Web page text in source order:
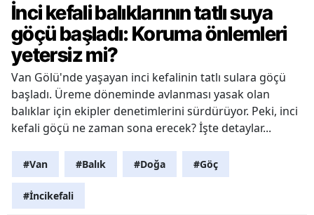
İnci kefali balıklarının tatlı suya
göçü başladı: Koruma önlemleri
yetersiz mi?
Van Gölü'nde yaşayan inci kefalinin tatlı sulara göçü
başladı. Üreme döneminde avlanması yasak olan
balıklar için ekipler denetimlerini sürdürüyor. Peki, inci
kefali göçü ne zaman sona erecek? İşte detaylar...
#Van #Balık #Doğa #Göç
#İncikefali